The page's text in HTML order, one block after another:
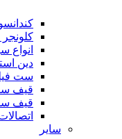
انواع
دین
ست
قیف
قیف
سایر